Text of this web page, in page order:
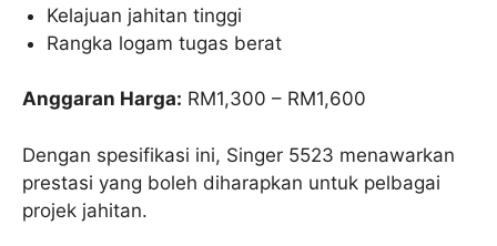
Kelajuan jahitan tinggi
Rangka logam tugas berat
Anggaran Harga: RM1,300 – RM1,600
Dengan spesifikasi ini, Singer 5523 menawarkan
prestasi yang boleh diharapkan untuk pelbagai
projek jahitan.